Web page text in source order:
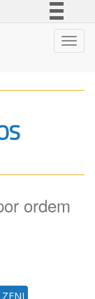
ordem